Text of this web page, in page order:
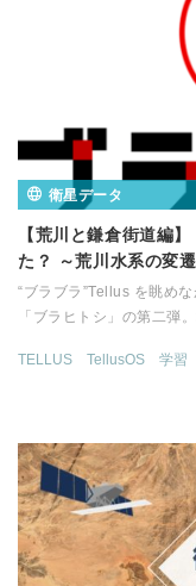
衛星データ
【荒川と鎌倉街道編
た？ ～荒川水系の変
“ブラブラ”Tellus を眺め
「ブラヒトシ」の第二弾
TELLUS TellusOS 学習